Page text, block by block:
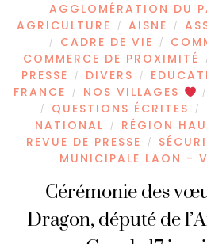
AGGLOMÉRATION DU
AGRICULTURE / AISNE /
/ CADRE DE VIE /
COMMERCE DE PROXIMITÉ
PRESSE
/ DIVERS /
FRANCE / NOS VILLAGES /
/ QUESTIONS ÉCRITES /
NATIONAL
/ RÉGION
REVUE DE PRESSE /
MUNICIPALE LAON -
Cérémonie des
Dragon, député de